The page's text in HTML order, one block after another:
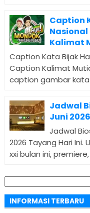
Caption
Nasional
Kalimat
Caption Kata Bijak
Caption Kalimat
caption gambar
Jadwal
Juni
Jadwal
2026 Tayang Hari
xxi bulan ini, premiere,
Cari
untuk:
INFORMASI TERBARU